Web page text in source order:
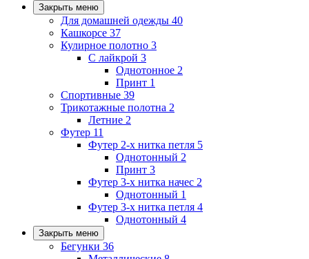
Закрыть меню
Для домашней одежды 40
Кашкорсе 37
Кулирное полотно 3
С лайкрой 3
Однотонное 2
Принт 1
Спортивные 39
Трикотажные полотна 2
Летние 2
Футер 11
Футер 2-х нитка петля 5
Однотонный 2
Принт 3
Футер 3-х нитка начес 2
Однотонный 1
Футер 3-х нитка петля 4
Однотонный 4
Закрыть меню
Бегунки 36